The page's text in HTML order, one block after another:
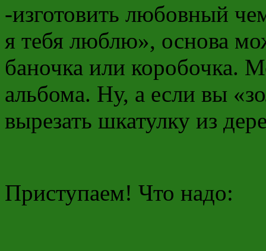
-изготовить любовный
я тебя люблю», основа
баночка или коробочка.
альбома. Ну, а если вы
вырезать шкатулку из
Приступаем! Что надо: